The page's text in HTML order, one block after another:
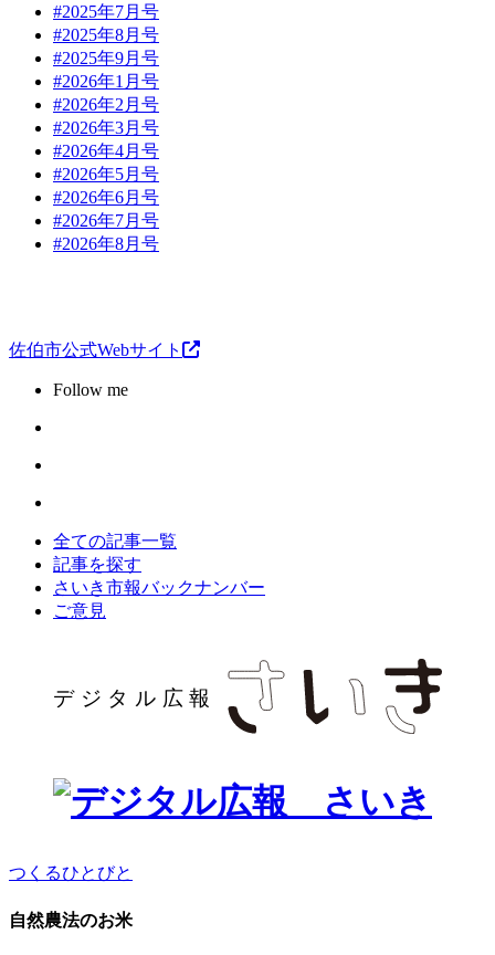
#2025年7月号
#2025年8月号
#2025年9月号
#2026年1月号
#2026年2月号
#2026年3月号
#2026年4月号
#2026年5月号
#2026年6月号
#2026年7月号
#2026年8月号
佐伯市公式Webサイト
Follow me
全ての記事一覧
記事を探す
さいき市報バックナンバー
ご意見
つくるひとびと
自然農法のお米